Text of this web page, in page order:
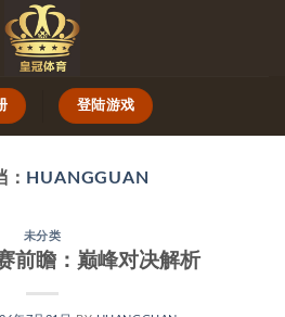
登陆游戏
HUANGGUAN
未分类
前瞻：巅峰对决解析